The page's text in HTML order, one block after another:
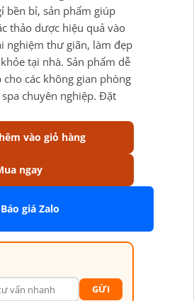
bền bỉ, sản phẩm giúp
thảo dược hiệu quả vào
nghiệm thư giãn, làm đẹp
tại nhà. Sản phẩm dễ
các không gian phòng
chuyên nghiệp. Đặt
vào giỏ hàng
ngay
Báo giá Zalo
GỪI